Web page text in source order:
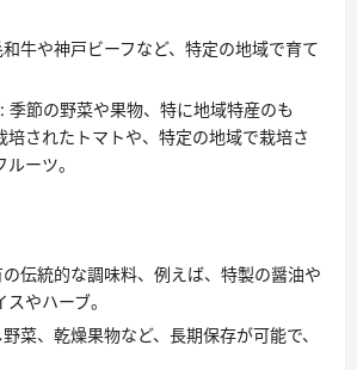
牛や神戸ビーフなど、特定の地域で育て
: 季節の野菜や果物、特に地域特産のも
培されたトマトや、特定の地域で栽培さ
ーツ。
伝統的な調味料、例えば、特製の醤油や
やハーブ。
菜、乾燥果物など、長期保存が可能で、